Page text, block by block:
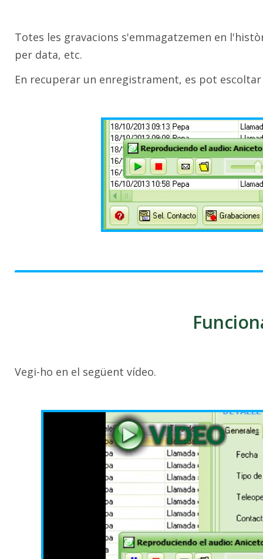
Totes les gravacions s'emmagatzemen en
per data, etc.
En recuperar un enregistrament, es pot
Vegi-ho en el següent vídeo.